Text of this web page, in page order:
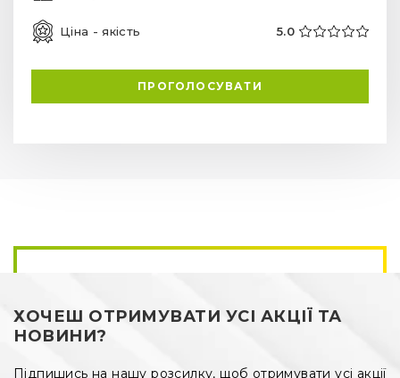
Ціна - якість 5.0
ПРОГОЛОСУВАТИ
ХОЧЕШ ОТРИМУВАТИ УСІ АКЦІЇ ТА
НОВИНИ?
Підпишись на нашу розсилку, щоб отримувати усі акції